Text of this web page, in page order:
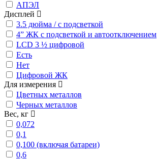
АПЭЛ
Дисплей
3.5 дюйма / с подсветкой
4” ЖК с подсветкой и автоотключением
LCD 3 ½ цифровой
Есть
Нет
Цифровой ЖК
Для измерения
Цветных металлов
Черных металлов
Вес, кг
0,072
0,1
0,100 (включая батареи)
0,6